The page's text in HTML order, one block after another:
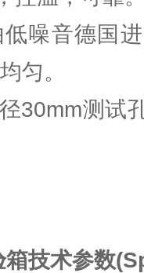
噪音德国
匀。
30mm测试
箱技术参数